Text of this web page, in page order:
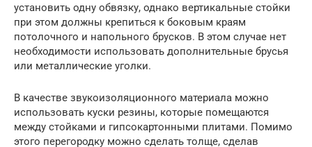
установить одну обвязку, однако вертикальные стойки
при этом должны крепиться к боковым краям
потолочного и напольного брусков. В этом случае нет
необходимости использовать дополнительные брусья
или металлические уголки.
В качестве звукоизоляционного материала можно
использовать куски резины, которые помещаются
между стойками и гипсокартонными плитами. Помимо
этого перегородку можно сделать толще, сделав